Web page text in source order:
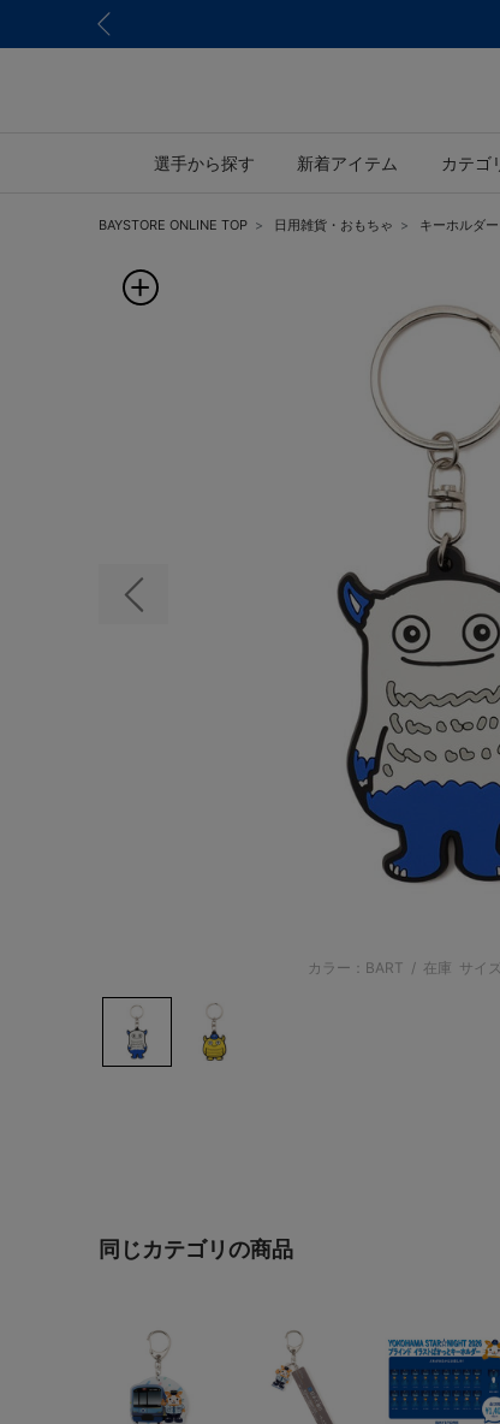
選手から探す 新着アイテム カテゴ
BAYSTORE ONLINE TOP 日用雑貨・おもちゃ キーホルダ
前の画像
カラー：BART / 在庫 サイ
同じカテゴリの商品